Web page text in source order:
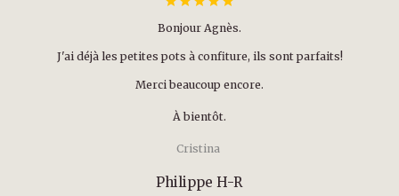
Bonjour Agnès.
J'ai déjà les petites pots à confiture, ils sont parfaits!
Merci beaucoup encore.
À bientôt.
Cristina
Philippe H-R